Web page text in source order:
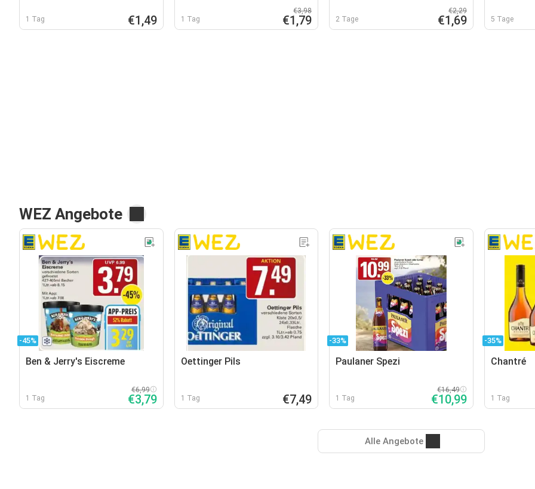
1 Tag €1,49 1 Tag
€3,98
€1,79 2 Tage
€2,29
€1,69 5 Tage
WEZ Angebote
-45%
Ben & Jerry's Eiscreme
1 Tag
€6,99
€3,79
Oettinger Pils
1 Tag €7,49
-33%
Paulaner Spezi
1 Tag
€16,49
€10,99
-35%
Chantré
1 Tag
Alle Angebote